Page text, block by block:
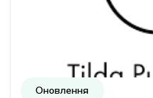
Оновлення